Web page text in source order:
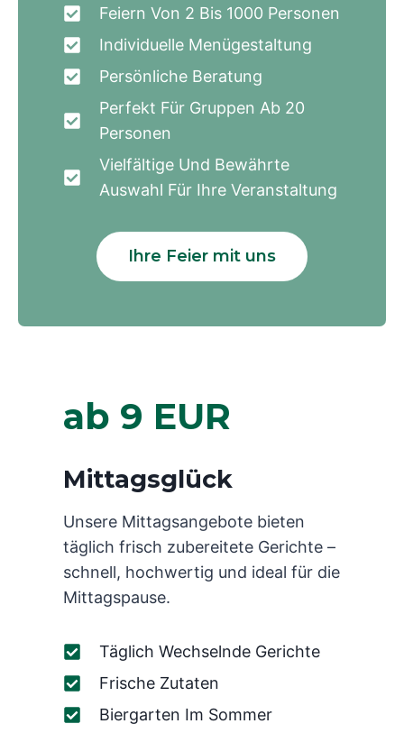
Feiern Von 2 Bis 1000 Personen
Individuelle Menügestaltung
Persönliche Beratung
Perfekt Für Gruppen Ab 20
Personen
Vielfältige Und Bewährte
Auswahl Für Ihre Veranstaltung
Ihre Feier mit uns
ab 9 EUR
Mittagsglück
Unsere Mittagsangebote bieten
täglich frisch zubereitete Gerichte –
schnell, hochwertig und ideal für die
Mittagspause.
Täglich Wechselnde Gerichte
Frische Zutaten
Biergarten Im Sommer